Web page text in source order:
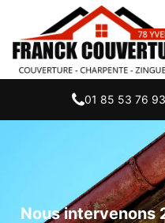
01 85 53 76 93
Nous intervenons